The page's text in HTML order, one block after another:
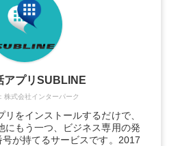
株式会社インターパーク
アプリSUBLINE
をインストールするだけで、
にもう一つ、ビジネス専用の発
が持てるサービスです。2017